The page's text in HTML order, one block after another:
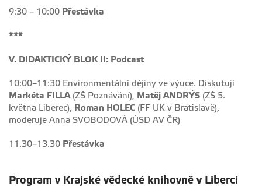
9:30 – 10:00 Přestávka
***
V. DIDAKTICKÝ BLOK II: Podcast
10:00–11:30 Environmentální dějiny ve výuce. Diskutují
Markéta FILLA (ZŠ Poznávání), Matěj ANDRÝS (ZŠ 5.
května Liberec), Roman HOLEC (FF UK v Bratislavě),
moderuje Anna SVOBODOVÁ (ÚSD AV ČR)
11.30–13.30 Přestávka
Program v Krajské vědecké knihovně v Liberci